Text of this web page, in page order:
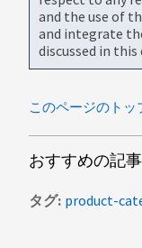
and the use of
and integrate
discussed in
このページのトッ
おすすめの記事
タグ product-